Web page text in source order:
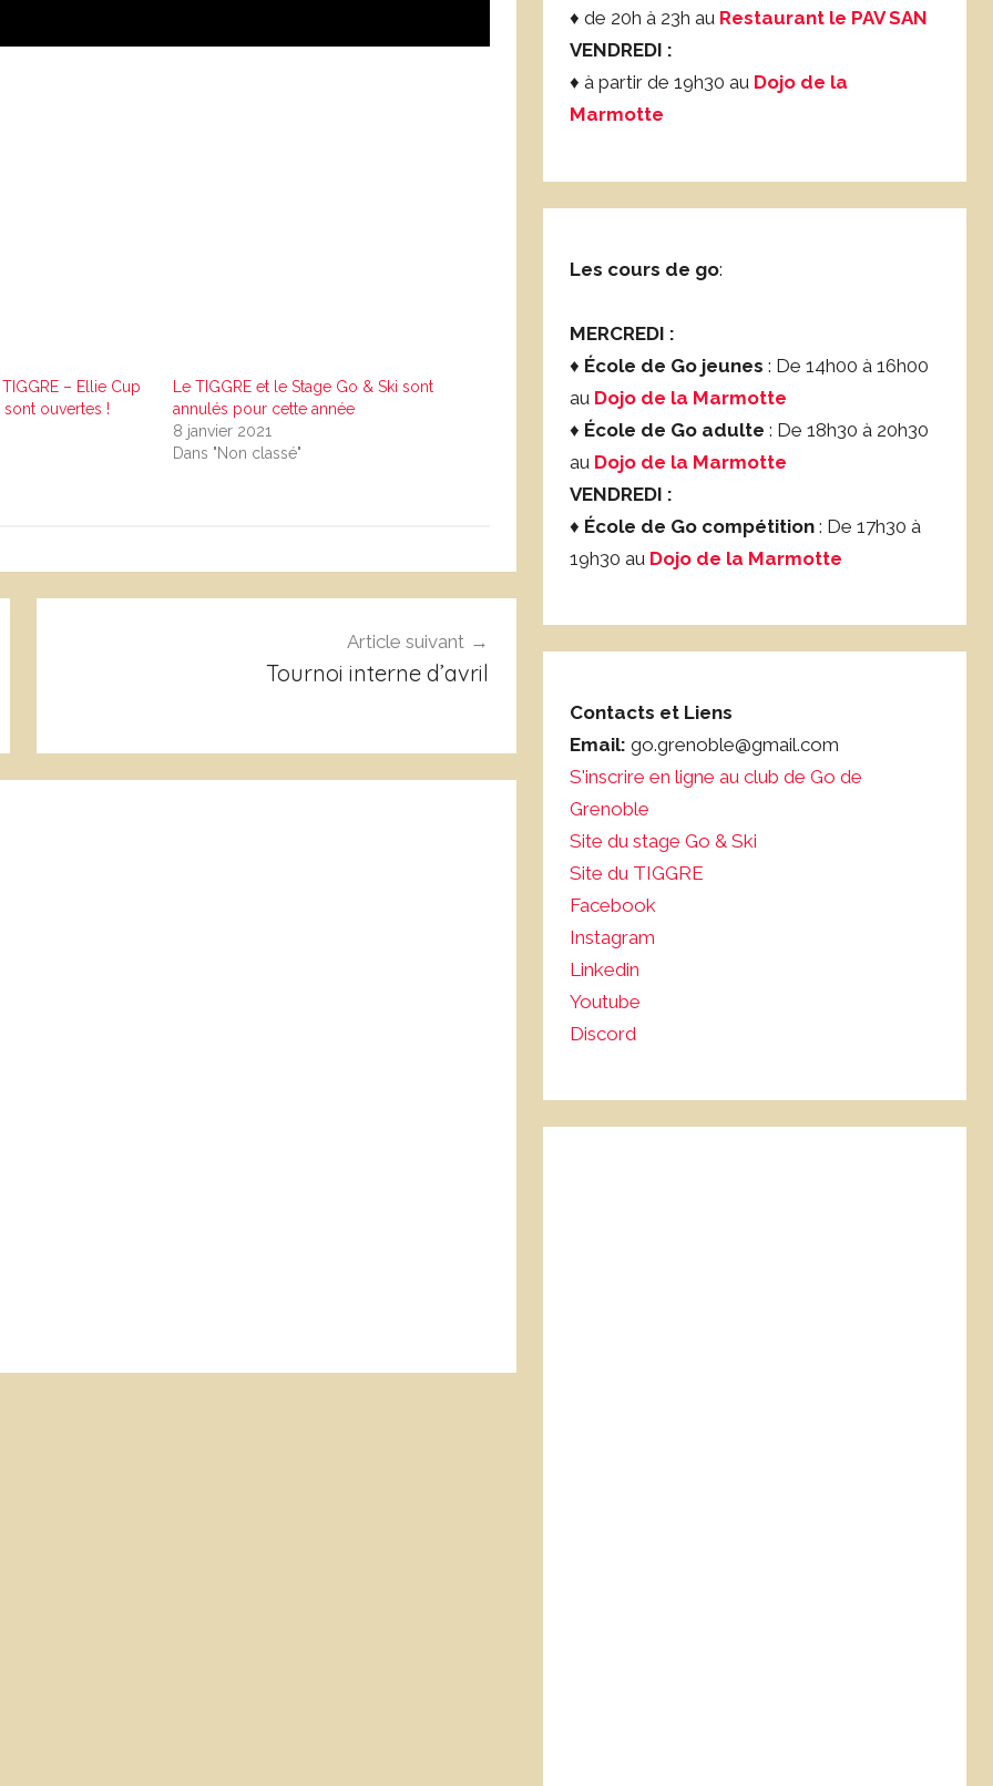
– Ellie Cup
sont ouvertes !
Le TIGGRE et le Stage Go & Ski sont
annulés pour cette année
8 janvier 2021
Dans "Non classé"
Article suivant
Tournoi interne d’avril
♦ de 20h à 23h au Restaurant le PAV SAN
VENDREDI :
♦ à partir de 19h30 au Dojo de la
Marmotte
Les cours de go:
MERCREDI :
♦ École de Go jeunes: De 14h00 à 16h00
au Dojo de la Marmotte
♦ École de Go adulte : De 18h30 à 20h30
au Dojo de la Marmotte
VENDREDI :
♦ École de Go compétition : De 17h30 à
19h30 au Dojo de la Marmotte
Contacts et Liens
Email: go.grenoble@gmail.com
S'inscrire en ligne au club de Go de
Grenoble
Site du stage Go & Ski
Site du TIGGRE
Facebook
Instagram
Linkedin
Youtube
Discord